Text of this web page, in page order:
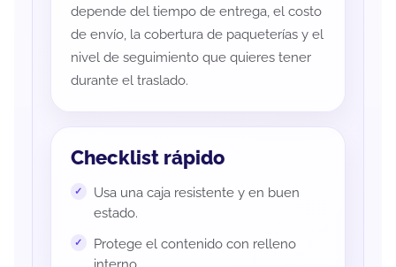
depende del tiempo de entrega, el costo
de envío, la cobertura de paqueterías y el
nivel de seguimiento que quieres tener
durante el traslado.
Checklist rápido
Usa una caja resistente y en buen
estado.
Protege el contenido con relleno